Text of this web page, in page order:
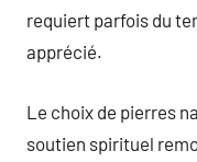
requiert parfois du
apprécié.
Le choix de pierres
soutien spirituel